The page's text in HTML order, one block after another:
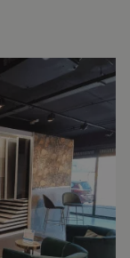
INFORMATIE
202 15 15
aan den IJssel)